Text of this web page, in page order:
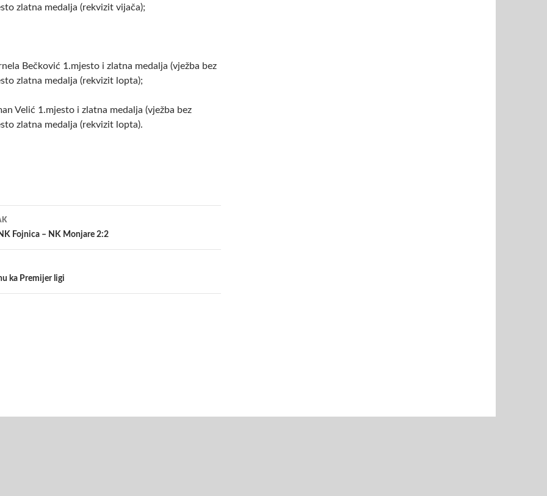
zlatna medalja (rekvizit vijača);
Bečković 1.mjesto i zlatna medalja (vježba bez
zlatna medalja (rekvizit lopta);
Velić 1.mjesto i zlatna medalja (vježba bez
zlatna medalja (rekvizit lopta).
Fojnica – NK Monjare 2:2
ka Premijer ligi